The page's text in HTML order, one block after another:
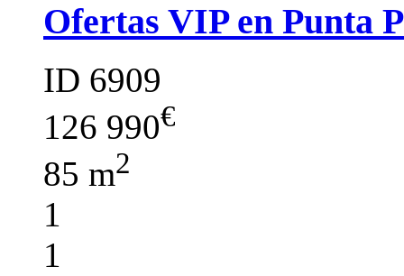
Ofertas VIP en Punta
ID 6909
126 990€
85 m2
1
1